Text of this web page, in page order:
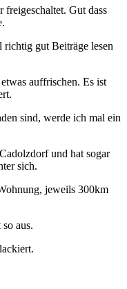
freigeschaltet. Gut dass
gut Beiträge lesen
auffrischen. Es ist
sind, werde ich mal ein
und hat sogar
sich.
jeweils 300km
aus.